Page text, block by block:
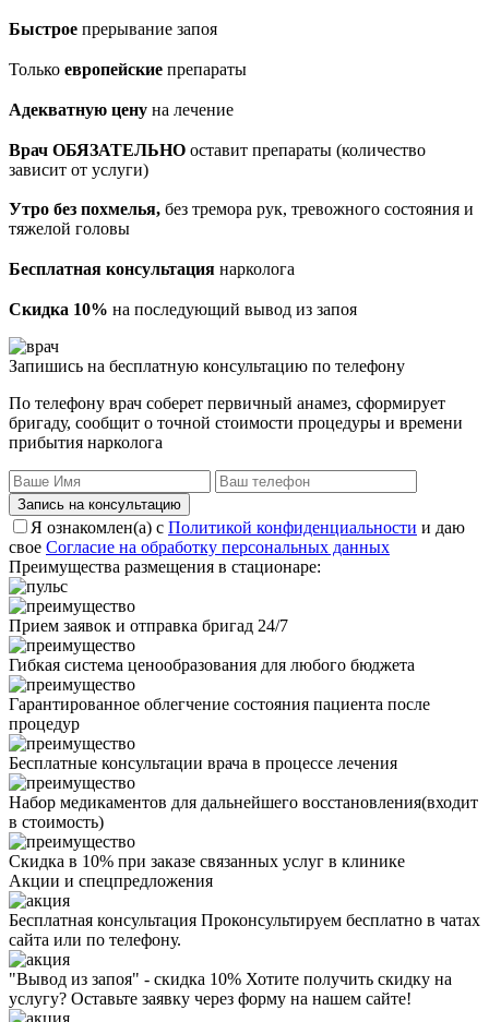
Быстрое прерывание запоя
Только европейские препараты
Адекватную цену на лечение
Врач ОБЯЗАТЕЛЬНО оставит препараты (количество
зависит от услуги)
Утро без похмелья, без тремора рук, тревожного состояния и
тяжелой головы
Бесплатная консультация нарколога
Скидка 10% на последующий вывод из запоя
Запишись на бесплатную консультацию по телефону
По телефону врач соберет первичный анамез, сформирует
бригаду, сообщит о точной стоимости процедуры и времени
прибытия нарколога
Запись на консультацию
Я ознакомлен(а) с Политикой конфиденциальности и даю
свое Согласие на обработку персональных данных
Преимущества размещения в стационаре:
Прием заявок и отправка бригад 24/7
Гибкая система ценообразования для любого бюджета
Гарантированное облегчение состояния пациента после
процедур
Бесплатные консультации врача в процессе лечения
Набор медикаментов для дальнейшего восстановления(входит
в стоимость)
Скидка в 10% при заказе связанных услуг в клинике
Акции и спецпредложения
Бесплатная консультация Проконсультируем бесплатно в чатах
сайта или по телефону.
"Вывод из запоя" - скидка 10% Хотите получить скидку на
услугу? Оставьте заявку через форму на нашем сайте!